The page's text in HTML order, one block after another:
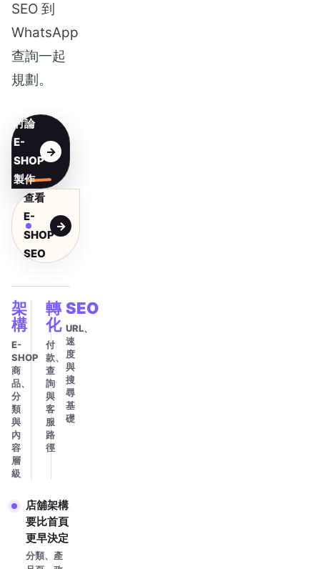
SEO 到
WhatsApp
查詢一起
規劃。
討論
E-
SHOP
製作
查看
E-
SHOP
SEO
架
構
E-
SHOP
商
品、
分
類
與
內
容
層
級
轉
化
付
款、
查
詢
與
客
服
路
徑
SEO
URL、
速
度
與
搜
尋
基
礎
店舖架構
要比首頁
更早決定
分類、產